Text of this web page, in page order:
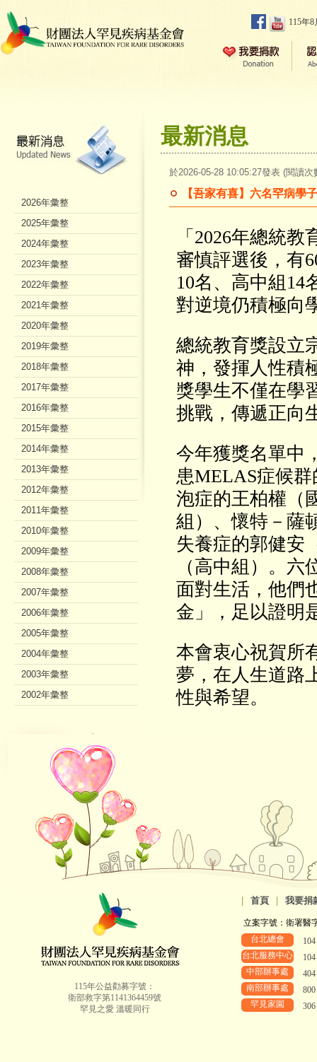
115年
最新消息
於2026-05-28 10:05:27發表 (閱讀次
【吾家有喜】六名罕病
「2026年總統
審慎評選後，有
10名、高中組14
對逆境仍積極向
總統教育獎設立
神，發揮人性積
獎學生不僅在學
挑戰，傳遞正向
今年獲獎名單中
患MELAS症候
泡症的王柏權（
組）、懷特－薩
失養症的郭健安
（高中組）。
面對生活，他們
金」，足以證明
本會衷心祝賀所
夢，在人生道路
性與希望。
2026年彙整
2025年彙整
2024年彙整
2023年彙整
2022年彙整
2021年彙整
2020年彙整
2019年彙整
2018年彙整
2017年彙整
2016年彙整
2015年彙整
2014年彙整
2013年彙整
2012年彙整
2011年彙整
2010年彙整
2009年彙整
2008年彙整
2007年彙整
2006年彙整
2005年彙整
2004年彙整
2003年彙整
2002年彙整
115年公益勸募字號：
衛部救字第1141364459號
罕見之愛 溫暖同行
首頁 我要捐
立案字號：衛署醫
台北總會
台北服務中心
中部辦事處
南部辦事處
罕見家園